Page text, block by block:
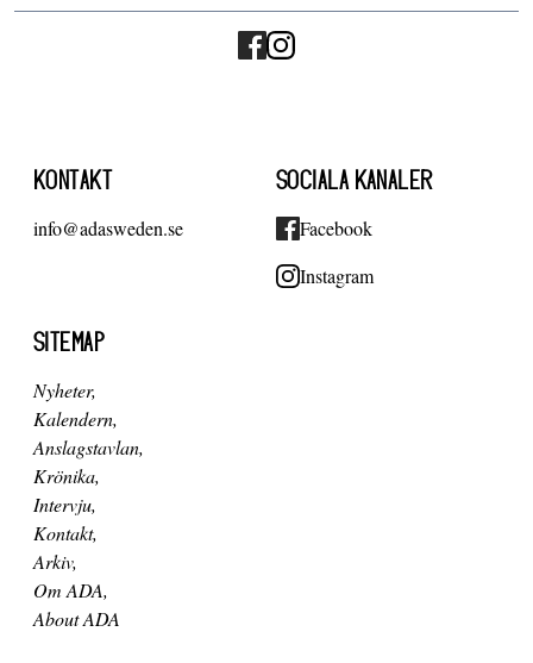
KONTAKT
info@adasweden.se
SOCIALA KANALER
Facebook
Instagram
SITEMAP
Nyheter
Kalendern
Anslagstavlan
Krönika
Intervju
Kontakt
Arkiv
Om ADA
About ADA